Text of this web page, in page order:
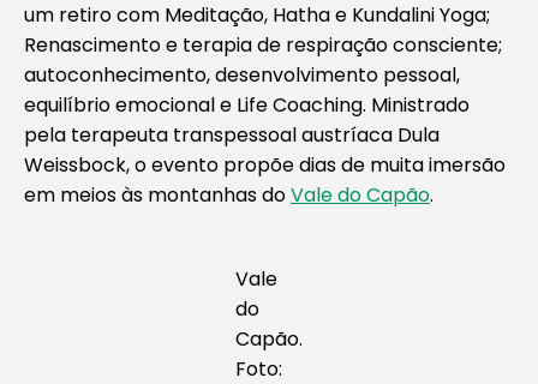
um retiro com Meditação, Hatha e Kundalini Yoga;
Renascimento e terapia de respiração consciente;
autoconhecimento, desenvolvimento pessoal,
equilíbrio emocional e Life Coaching. Ministrado
pela terapeuta transpessoal austríaca Dula
Weissbock, o evento propõe dias de muita imersão
em meios às montanhas doVale do Capão.
Vale
do
Capão.
Foto: